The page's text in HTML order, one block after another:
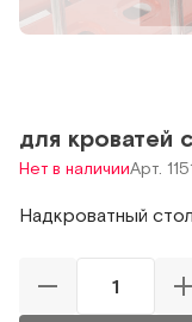
для кроватей
Нет в наличииАрт.
Надкроватный